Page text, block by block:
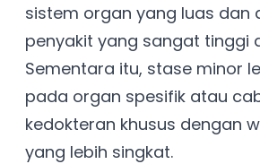
sistem organ yang luas dan
penyakit yang sangat tinggi
Sementara itu, stase minor
pada organ spesifik atau
kedokteran khusus dengan
yang lebih singkat.